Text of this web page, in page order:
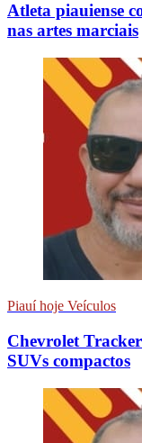
Atleta piauiense
nas artes marciais
Piauí hoje Veículos
Chevrolet
SUVs compactos